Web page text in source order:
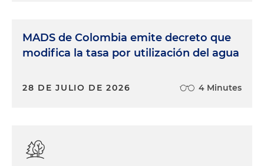
MADS de Colombia emite decreto que
modifica la tasa por utilización del agua
28 DE JULIO DE 2026 4 Minutes